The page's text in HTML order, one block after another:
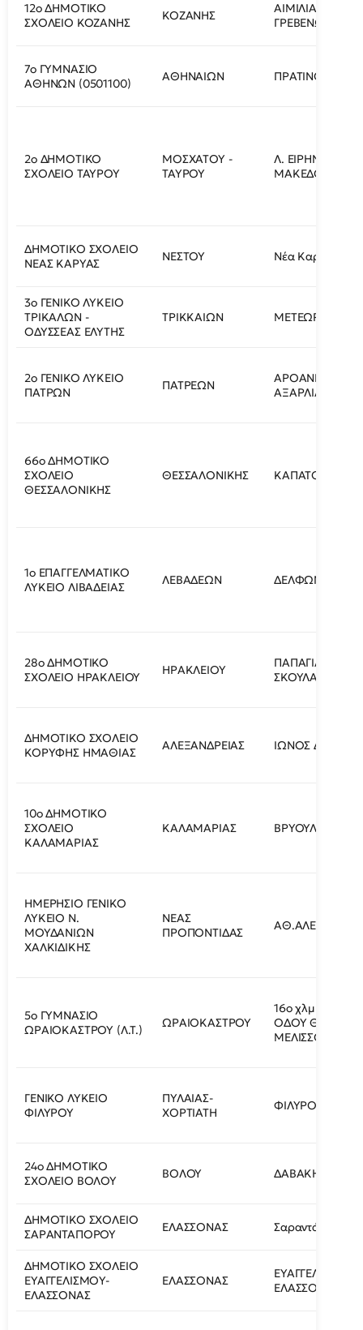
12ο ΔΗΜΟΤΙΚΟ
ΣΧΟΛΕΙΟ ΚΟΖΑΝΗΣ
ΚΟΖΑΝΗΣ
ΑΙΜΙΛΙΑΝΟΥ
ΓΡΕΒΕΝΩΝ 5
7ο ΓΥΜΝΑΣΙΟ
ΑΘΗΝΩΝ (0501100)
ΑΘΗΝΑΙΩΝ ΠΡΑΤΙΝΟΥ 19
2ο ΔΗΜΟΤΙΚΟ
ΣΧΟΛΕΙΟ ΤΑΥΡΟΥ
ΜΟΣΧΑΤΟΥ -
ΤΑΥΡΟΥ
Λ. ΕΙΡΗΝΗΣ ΚΑΙ
ΜΑΚΕΔΟΝΙΑΣ
ΔΗΜΟΤΙΚΟ ΣΧΟΛΕΙΟ
ΝΕΑΣ ΚΑΡΥΑΣ
ΝΕΣΤΟΥ Νέα Καρυά
3ο ΓΕΝΙΚΟ ΛΥΚΕΙΟ
ΤΡΙΚΑΛΩΝ -
ΟΔΥΣΣΕΑΣ ΕΛΥΤΗΣ
ΤΡΙΚΚΑΙΩΝ ΜΕΤΕΩΡΩΝ 57
2ο ΓΕΝΙΚΟ ΛΥΚΕΙΟ
ΠΑΤΡΩΝ
ΠΑΤΡΕΩΝ
ΑΡΟΑΝΙΩΝ ΚΑΙ
ΑΞΑΡΛΙΑΝ 1
66ο ΔΗΜΟΤΙΚΟ
ΣΧΟΛΕΙΟ
ΘΕΣΣΑΛΟΝΙΚΗΣ
ΘΕΣΣΑΛΟΝΙΚΗΣ ΚΑΠΑΤΟΥ 8
1ο ΕΠΑΓΓΕΛΜΑΤΙΚΟ
ΛΥΚΕΙΟ ΛΙΒΑΔΕΙΑΣ
ΛΕΒΑΔΕΩΝ ΔΕΛΦΩΝ 24-26
28ο ΔΗΜΟΤΙΚΟ
ΣΧΟΛΕΙΟ ΗΡΑΚΛΕΙΟΥ
ΗΡΑΚΛΕΙΟΥ
ΠΑΠΑΓΙΑΝΝΗ
ΣΚΟΥΛΑ 10
ΔΗΜΟΤΙΚΟ ΣΧΟΛΕΙΟ
ΚΟΡΥΦΗΣ ΗΜΑΘΙΑΣ
ΑΛΕΞΑΝΔΡΕΙΑΣ ΙΩΝΟΣ
10ο ΔΗΜΟΤΙΚΟ
ΣΧΟΛΕΙΟ
ΚΑΛΑΜΑΡΙΑΣ
ΚΑΛΑΜΑΡΙΑΣ ΒΡΥΟΥΛΩΝ 51
ΗΜΕΡΗΣΙΟ ΓΕΝΙΚΟ
ΛΥΚΕΙΟ Ν.
ΜΟΥΔΑΝΙΩΝ
ΧΑΛΚΙΔΙΚΗΣ
ΝΕΑΣ
ΠΡΟΠΟΝΤΙΔΑΣ
5ο ΓΥΜΝΑΣΙΟ
ΩΡΑΙΟΚΑΣΤΡΟΥ (Λ.Τ.)
ΩΡΑΙΟΚΑΣΤΡΟΥ
16ο χλμ
ΟΔΟΥ ΘΕΣ/
ΓΕΝΙΚΟ ΛΥΚΕΙΟ
ΦΙΛΥΡΟΥ
ΠΥΛΑΙΑΣ-
ΧΟΡΤΙΑΤΗ
ΦΙΛΥΡΟ
24ο ΔΗΜΟΤΙΚΟ
ΣΧΟΛΕΙΟ ΒΟΛΟΥ
ΒΟΛΟΥ ΔΑΒΑΚΗ 76
ΔΗΜΟΤΙΚΟ ΣΧΟΛΕΙΟ
ΣΑΡΑΝΤΑΠΟΡΟΥ
ΕΛΑΣΣΟΝΑΣ Σαραντάπορο
ΔΗΜΟΤΙΚΟ ΣΧΟΛΕΙΟ
ΕΥΑΓΓΕΛΙΣΜΟY-
EΛΑΣΣΟΝΑΣ
ΕΛΑΣΣΟΝΑΣ
ΕΥΑΓΓΕΛΙΣΜΟΣ-
ΕΛΑΣΣΟΝΑΣ